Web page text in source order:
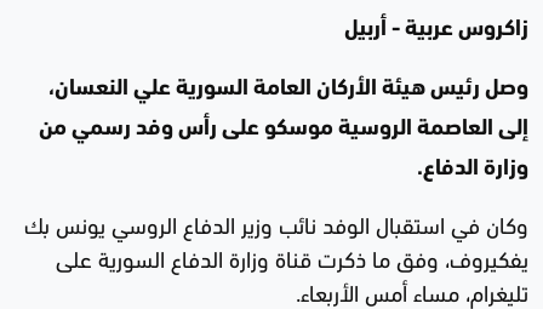
زاكروس عربية - أربيل
وصل رئيس هيئة الأركان العامة السورية علي النعسان،
إلى العاصمة الروسية موسكو على رأس وفد رسمي من
وزارة الدفاع.
وكان في استقبال الوفد نائب وزير الدفاع الروسي يونس بك
يفكيروف، وفق ما ذكرت قناة وزارة الدفاع السورية على
تليغرام، مساء أمس الأربعاء.